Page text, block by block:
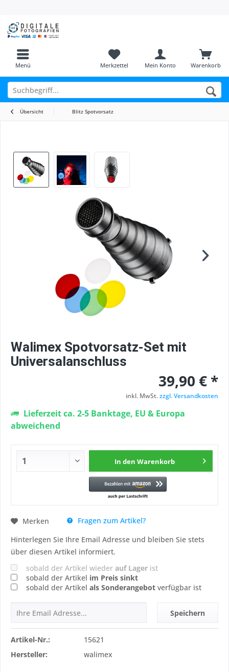
Menü Warenkorb
Merkzettel Mein Konto
Übersicht Blitz Spotvorsatz
Walimex Spotvorsatz-Set mit
Universalanschluss
39,90 € *
inkl. MwSt.zzgl. Versandkosten
Lieferzeit ca. 2-5 Banktage, EU & Europa
abweichend
In den Warenkorb
Merken
Fragen zum Artikel?
Hinterlegen Sie Ihre Email Adresse und bleiben Sie stets
über diesen Artikel informiert.
sobald der Artikel wieder auf Lager ist
sobald der Artikel im Preis sinkt
sobald der Artikel als Sonderangebot verfügbar ist
Speichern
Artikel-Nr.:
15621
Hersteller:
walimex